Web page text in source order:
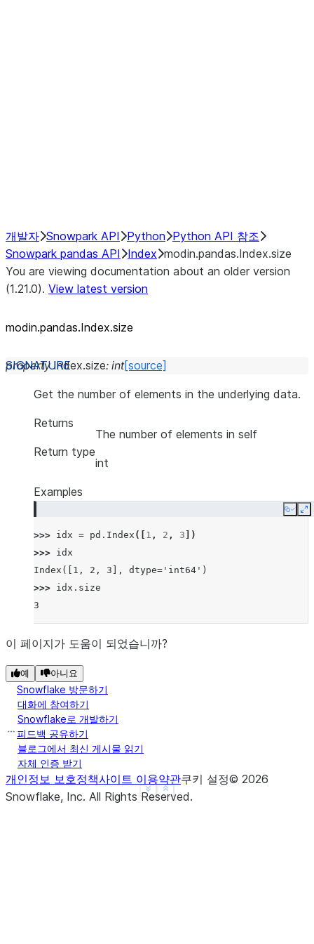
개발자 Snowpark API Python Python API 참조
Snowpark pandas API
Index modin.pandas.Index.size
You are viewing documentation about an older version
(1.21.0). View latest version
modin.pandas.Index.size
property Index.size: int[source]
Get the number of elements in the underlying data.
Returns
The number of elements in self
Return type
int
Examples
Copy
>>> idx = pd . Index ([ 1 , 2 , 3 ])
>>> idx
Index([1, 2, 3], dtype='int64')
>>> idx . size
3
Show less
See more
이 페이지가 도움이 되었습니까?
예 아니요
Snowflake 방문하기
대화에 참여하기
Snowflake로 개발하기
피드백 공유하기
블로그에서 최신 게시물 읽기
자체 인증 받기
개인정보 보호정책사이트 이용약관쿠키 설정© 2026
Snowflake, Inc. All Rights Reserved.